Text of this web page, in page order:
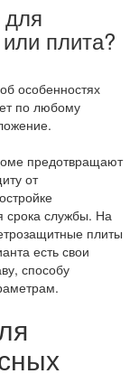
плита?
особенностях
по любому
предотвращают
от
срока службы. На
плиты
есть свои
способу